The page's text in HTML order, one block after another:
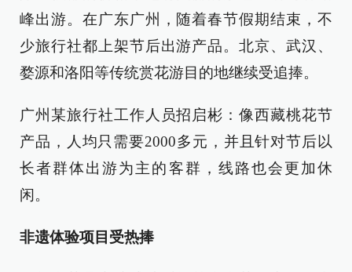
峰出游。在广东广州，随着春节假期结束，不
少旅行社都上架节后出游产品。北京、武汉、
婺源和洛阳等传统赏花游目的地继续受追捧。
广州某旅行社工作人员招启彬：像西藏桃花节
产品，人均只需要2000多元，并且针对节后以
长者群体出游为主的客群，线路也会更加休
闲。
非遗体验项目受热捧